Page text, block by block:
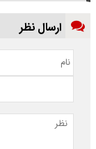
ارسال نظر